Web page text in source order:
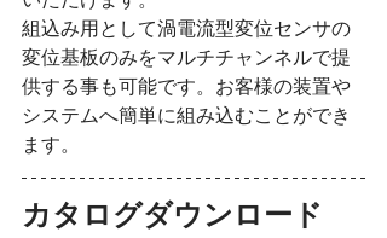
組込み用として渦電流型変位センサの
変位基板のみをマルチチャンネルで提
供する事も可能です。お客様の装置や
システムへ簡単に組み込むことができ
ます。
カタログダウンロード